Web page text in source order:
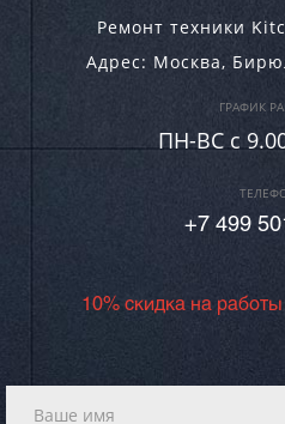
Ремонт техники
Адрес: Москва,
ГРАФИК
ПН-ВC c
+7 499
10% скидка на